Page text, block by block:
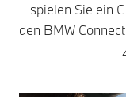
spielen Sie ein
den BMW